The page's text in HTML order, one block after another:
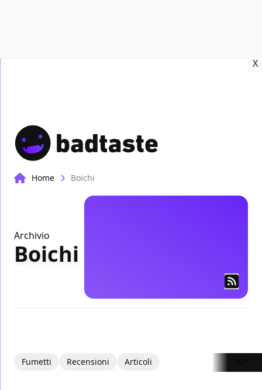
X
Home Boichi
Archivio
Boichi
Fumetti Recensioni Articoli